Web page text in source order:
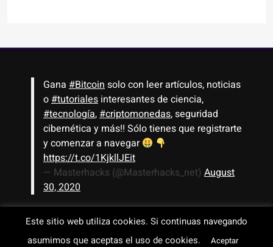
Gana #Bitcoinsolo con leer artículos, noticias
o#tutoriales interesantes de ciencia,
#tecnología,#criptomonedas, seguridad
cibernética y más!! Sólo tienes que registrarte
y comenzar a navegar
https://t.co/1KjkllJEit
— Masterhacks (@Masterhacks_net) August
30, 2020
Todos los derechos reservados © 2008-2026 - www.masterhacks.net
Este sitio web utiliza cookies. Si continuas navegando
asumimos que aceptas el uso de cookies.
Aceptar